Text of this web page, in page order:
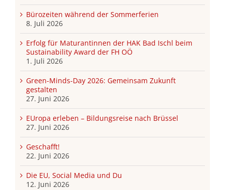
Bürozeiten während der Sommerferien
8. Juli 2026
Erfolg für Maturantinnen der HAK Bad Ischl beim
Sustainability Award der FH OÖ
1. Juli 2026
Green-Minds-Day 2026: Gemeinsam Zukunft
gestalten
27. Juni 2026
EUropa erleben – Bildungsreise nach Brüssel
27. Juni 2026
Geschafft!
22. Juni 2026
Die EU, Social Media und Du
12. Juni 2026